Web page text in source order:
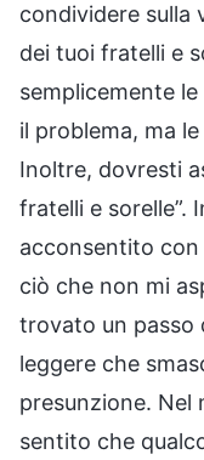
condividere sulla
dei tuoi fratelli e
semplicemente
il problema, ma
Inoltre, dovresti
fratelli e sorelle”.
acconsentito con
ciò che non mi
trovato un passo
leggere che
presunzione. Nel
sentito che